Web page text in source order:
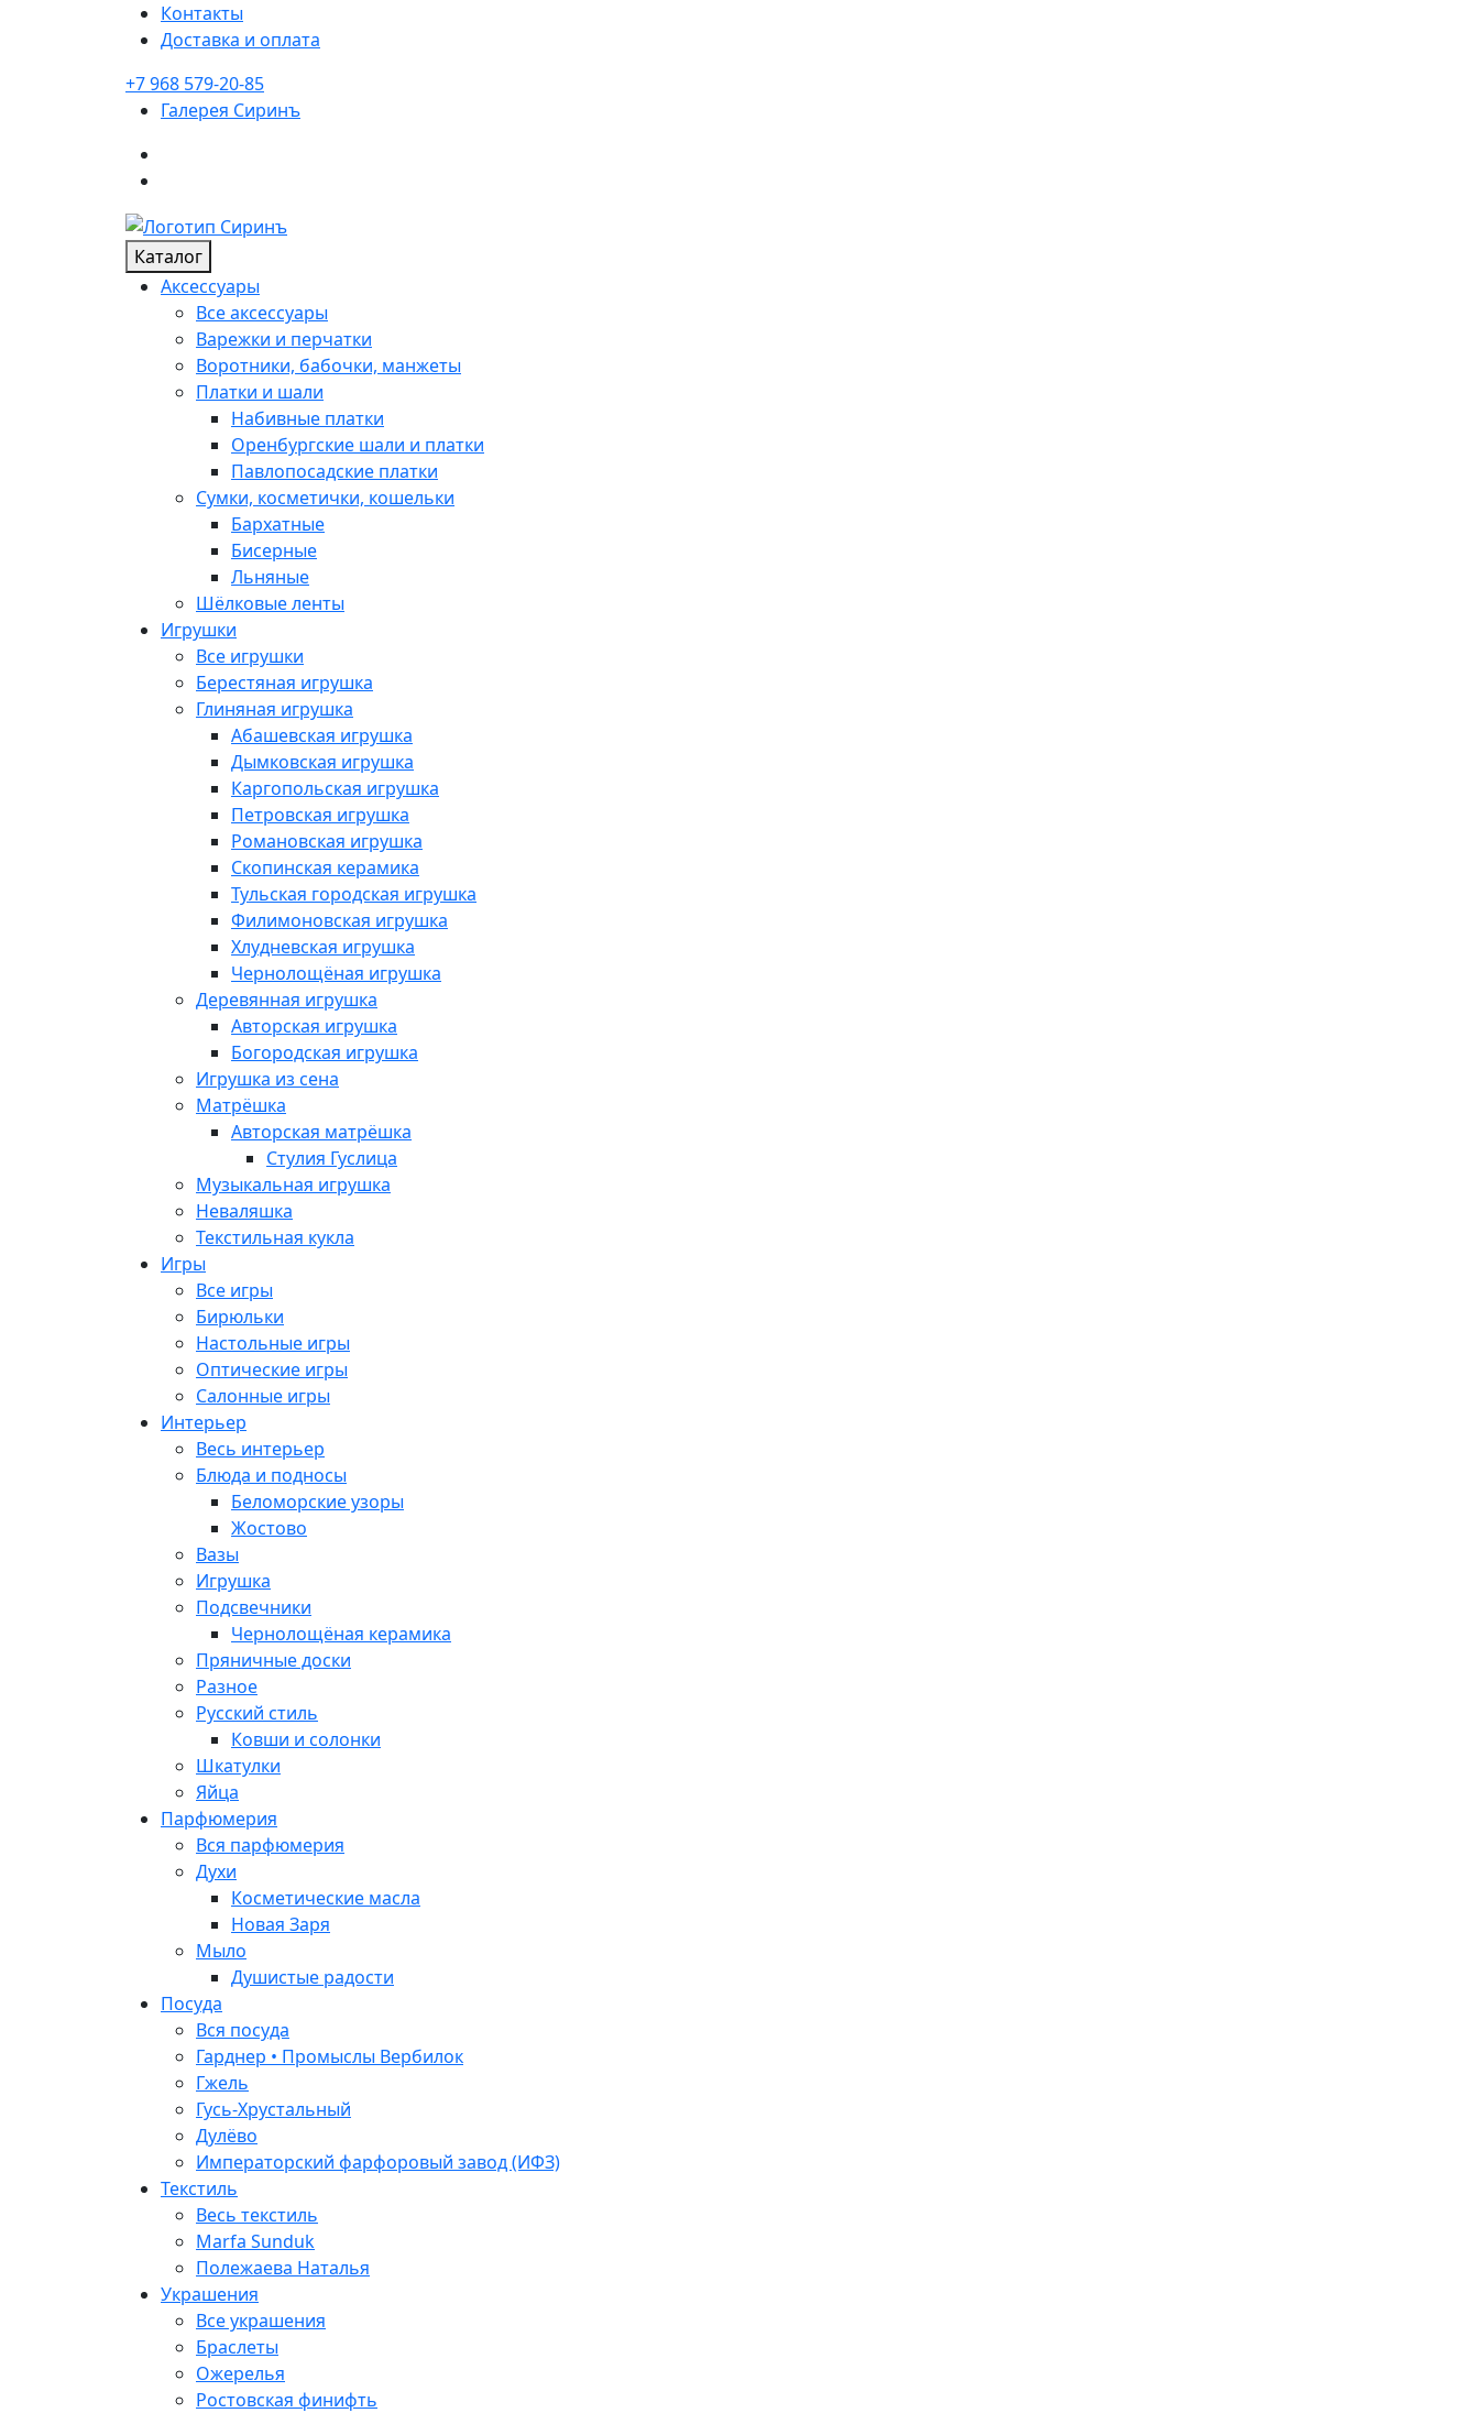
Контакты
Доставка и оплата
+7 968 579-20-85
Галерея Сиринъ
Каталог
Аксессуары
Все аксессуары
Варежки и перчатки
Воротники, бабочки, манжеты
Платки и шали
Набивные платки
Оренбургские шали и платки
Павлопосадские платки
Сумки, косметички, кошельки
Бархатные
Бисерные
Льняные
Шёлковые ленты
Игрушки
Все игрушки
Берестяная игрушка
Глиняная игрушка
Абашевская игрушка
Дымковская игрушка
Каргопольская игрушка
Петровская игрушка
Романовская игрушка
Скопинская керамика
Тульская городская игрушка
Филимоновская игрушка
Хлудневская игрушка
Чернолощёная игрушка
Деревянная игрушка
Авторская игрушка
Богородская игрушка
Игрушка из сена
Матрёшка
Авторская матрёшка
Стулия Гуслица
Музыкальная игрушка
Неваляшка
Текстильная кукла
Игры
Все игры
Бирюльки
Настольные игры
Оптические игры
Салонные игры
Интерьер
Весь интерьер
Блюда и подносы
Беломорские узоры
Жостово
Вазы
Игрушка
Подсвечники
Чернолощёная керамика
Пряничные доски
Разное
Русский стиль
Ковши и солонки
Шкатулки
Яйца
Парфюмерия
Вся парфюмерия
Духи
Косметические масла
Новая Заря
Мыло
Душистые радости
Посуда
Вся посуда
Гарднер • Промыслы Вербилок
Гжель
Гусь-Хрустальный
Дулёво
Императорский фарфоровый завод (ИФЗ)
Текстиль
Весь текстиль
Marfa Sunduk
Полежаева Наталья
Украшения
Все украшения
Браслеты
Ожерелья
Ростовская финифть